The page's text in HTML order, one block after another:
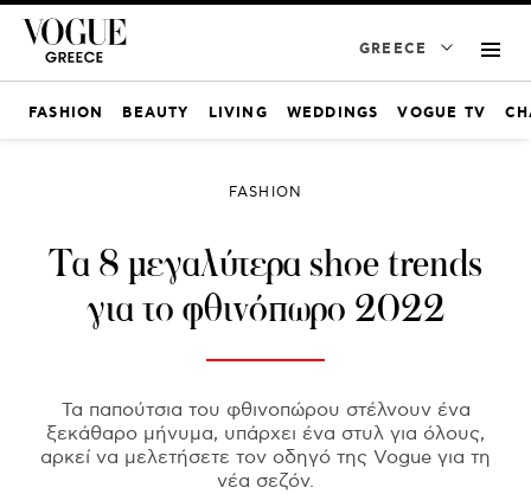
GREECE
FASHION BEAUTY LIVING WEDDINGS VOGUE TV
FASHION
Τα 8 μεγαλύτερα shoe trends
για το φθινόπωρο 2022
Τα παπούτσια του φθινοπώρου στέλνουν ένα
ξεκάθαρο μήνυμα, υπάρχει ένα στυλ για όλους,
αρκεί να μελετήσετε τον οδηγό της Vogue για τη
νέα σεζόν.